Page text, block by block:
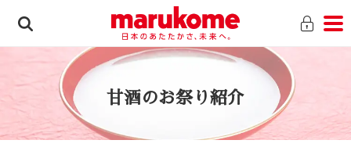
甘酒のお祭り紹介